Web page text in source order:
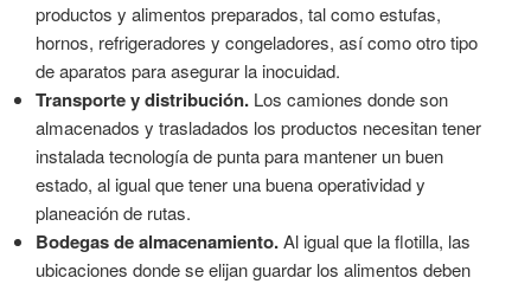
productos y alimentos preparados, tal como estufas,
hornos, refrigeradores y congeladores, así como otro tipo
de aparatos para asegurar la inocuidad.
Transporte y distribución. Los camiones donde son
almacenados y trasladados los productos necesitan tener
instalada tecnología de punta para mantener un buen
estado, al igual que tener una buena operatividad y
planeación de rutas.
Bodegas de almacenamiento.Al igual que la flotilla, las
ubicaciones donde se elijan guardar los alimentos deben